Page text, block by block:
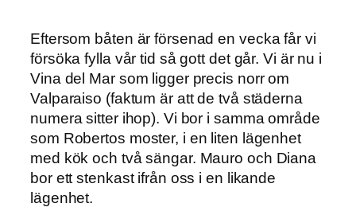
Eftersom båten är försenad en vecka får vi
försöka fylla vår tid så gott det går. Vi är nu i
Vina del Mar som ligger precis norr om
Valparaiso (faktum är att de två städerna
numera sitter ihop). Vi bor i samma område
som Robertos moster, i en liten lägenhet
med kök och två sängar. Mauro och Diana
bor ett stenkast ifrån oss i en likande
lägenhet.